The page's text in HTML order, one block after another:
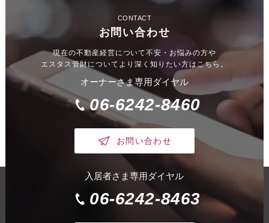
CONTACT
お問い合わせ
現在の不動産経営について不安・お悩みの方や
エスタス管財についてより深く知りたい方はこちら。
オーナーさま専用ダイヤル
06-6242-8460
お問い合わせ
入居者さま専用ダイヤル
06-6242-8463